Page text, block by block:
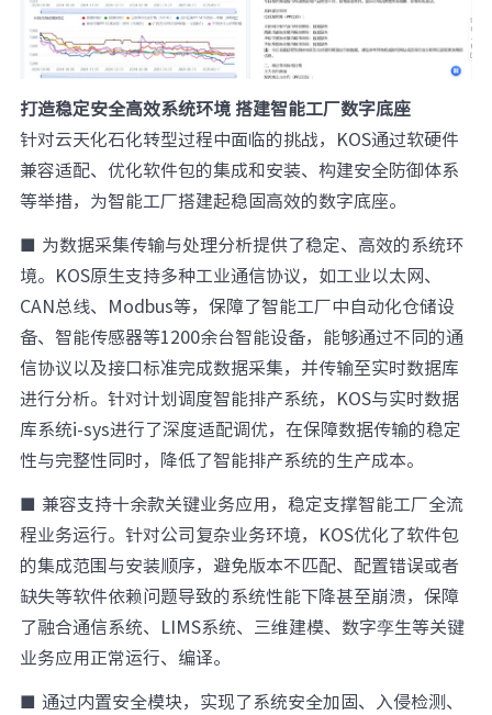
打造稳定安全高效系统环境 搭建智能工厂数字底座
针对云天化石化转型过程中面临的挑战，KOS通过软硬件
兼容适配、优化软件包的集成和安装、构建安全防御体系
等举措，为智能工厂搭建起稳固高效的数字底座。
■ 为数据采集传输与处理分析提供了稳定、高效的系统环
境。KOS原生支持多种工业通信协议，如工业以太网、
CAN总线、Modbus等，保障了智能工厂中自动化仓储设
备、智能传感器等1200余台智能设备，能够通过不同的通
信协议以及接口标准完成数据采集，并传输至实时数据库
进行分析。针对计划调度智能排产系统，KOS与实时数据
库系统i-sys进行了深度适配调优，在保障数据传输的稳定
性与完整性同时，降低了智能排产系统的生产成本。
■ 兼容支持十余款关键业务应用，稳定支撑智能工厂全流
程业务运行。针对公司复杂业务环境，KOS优化了软件包
的集成范围与安装顺序，避免版本不匹配、配置错误或者
缺失等软件依赖问题导致的系统性能下降甚至崩溃，保障
了融合通信系统、LIMS系统、三维建模、数字孪生等关键
业务应用正常运行、编译。
■ 通过内置安全模块，实现了系统安全加固、入侵检测、